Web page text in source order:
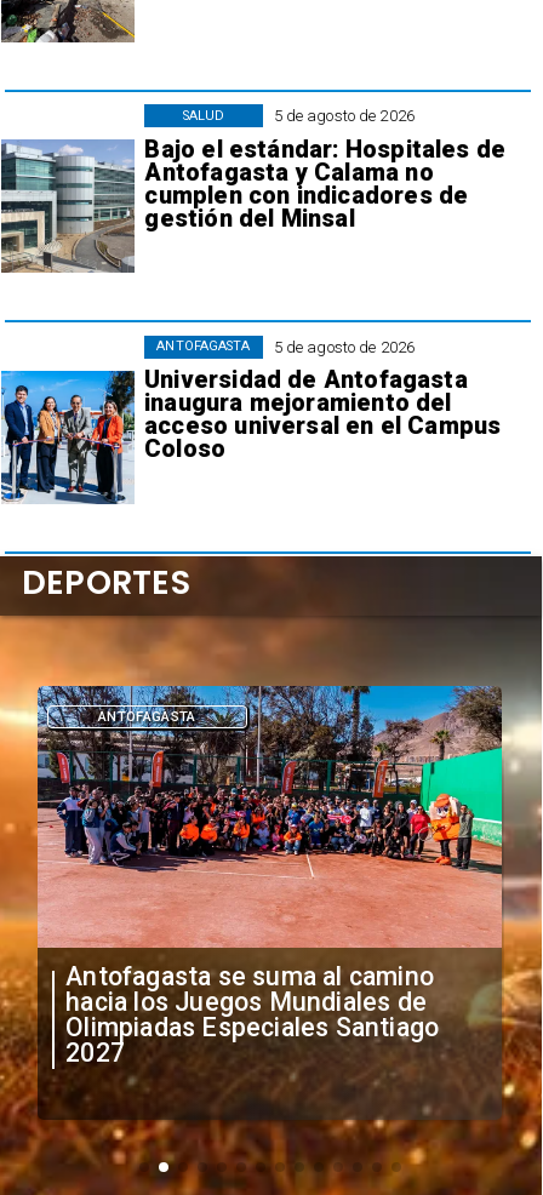
5 de agosto de 2026
Bajo el estándar: Hospitales de
Antofagasta y Calama no
cumplen con indicadores de
gestión del Minsal
SALUD
5 de agosto de 2026
Universidad de Antofagasta
inaugura mejoramiento del
acceso universal en el Campus
Coloso
ANTOFAGASTA
"Falta de profesionalismo": Sifup
anuncia medidas por situación
irregular de futbolistas
extranjeros
DEPORTES
DEPORTES